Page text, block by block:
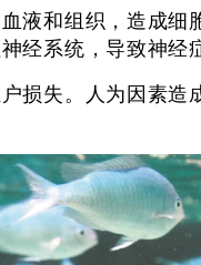
液和组织，造成
经系统，导致神
损失。人为因素